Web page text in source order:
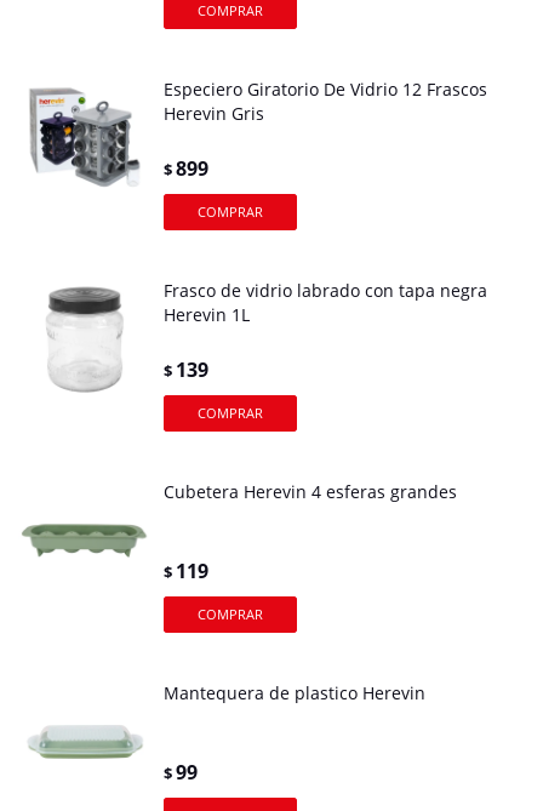
Especiero Giratorio De Vidrio 12 Frascos
Herevin Gris
$899
Frasco de vidrio labrado con tapa negra
Herevin 1L
$ 139
Cubetera Herevin 4 esferas grandes
$ 119
Mantequera de plastico Herevin
$99